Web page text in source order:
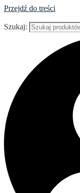
Przejdź do treści
Szukaj: